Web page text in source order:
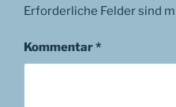
Erforderliche Felder sind
Kommentar*